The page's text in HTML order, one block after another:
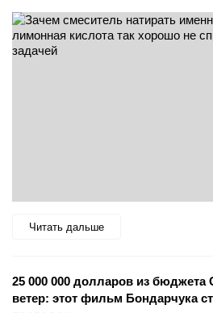
Читать дальше
25 000 000 долларов из
ветер: этот фильм Бондарчука